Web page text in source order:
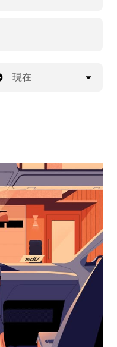
現在